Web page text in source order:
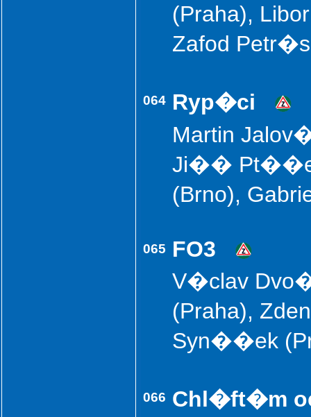
(Praha),
Zafod
064 Ryp�ci
Martin
Ji��
(Brno),
065 FO3
V�clav
(Praha),
Syn��ek
066 Chl�ft�m